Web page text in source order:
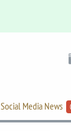
Social Media News